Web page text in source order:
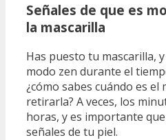
Señales de que es
la mascarilla
Has puesto tu mascarilla,
modo zen durante el
¿cómo sabes cuándo es el
retirarla? A veces, los
horas, y es importante
señales de tu piel.